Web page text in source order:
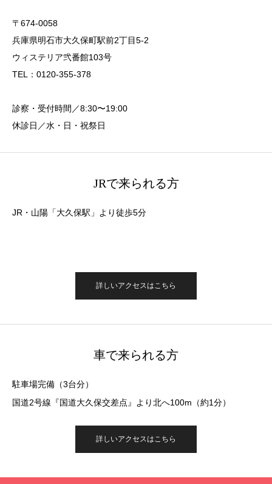
〒674-0058
兵庫県明石市大久保町駅前2丁目5-2
ウィステリア弐番館103号
TEL：0120-355-378
診察・受付時間／8:30〜19:00
休診日／水・日・祝祭日
JRで来られる方
JR・山陽「大久保駅」より徒歩5分
詳しいアクセスはこちら
車で来られる方
駐車場完備（3台分）
国道2号線『国道大久保交差点』より北へ100m（約1分）
詳しいアクセスはこちら